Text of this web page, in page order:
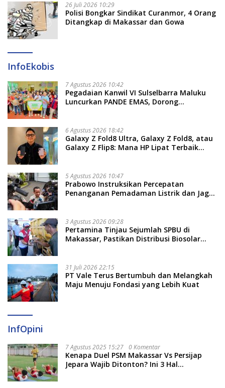
26 Juli 2026 10:29
Polisi Bongkar Sindikat Curanmor, 4 Orang
Ditangkap di Makassar dan Gowa
InfoEkobis
7 Agustus 2026 10:42
Pegadaian Kanwil VI Sulselbarra Maluku
Luncurkan PANDE EMAS, Dorong
6 Agustus 2026 18:42
Galaxy Z Fold8 Ultra, Galaxy Z Fold8, atau
Galaxy Z Flip8: Mana HP Lipat Terbaik
5 Agustus 2026 10:47
Prabowo Instruksikan Percepatan
Penanganan Pemadaman Listrik dan Jaga
3 Agustus 2026 09:28
Pertamina Tinjau Sejumlah SPBU di
Makassar, Pastikan Distribusi Biosolar
31 Juli 2026 22:15
PT Vale Terus Bertumbuh dan Melangkah
Maju Menuju Fondasi yang Lebih Kuat
InfOpini
7 Agustus 2025 15:27 0 Komentar
Kenapa Duel PSM Makassar Vs Persijap
Jepara Wajib Ditonton? Ini 3 Hal